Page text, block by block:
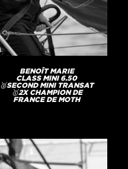
BENOÎT MARIE
CLASS MINI 6.50
🥈SECOND MINI TRANSAT
🥇2X CHAMPION DE
FRANCE DE MOTH